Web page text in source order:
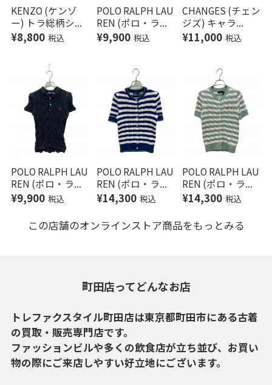
KENZO (ケンゾ
ー) トラ総柄シ...
¥8,800 税込
POLO RALPH LAU
REN (ポロ・ラ...
¥9,900 税込
CHANGES (チェン
ジズ) キャラ...
¥11,000 税込
POLO RALPH LAU
REN (ポロ・ラ...
¥9,900 税込
POLO RALPH LAU
REN (ポロ・ラ...
¥14,300 税込
POLO RALPH LAU
REN (ポロ・ラ...
¥14,300 税込
この店舗のオンラインストア商品をもっとみる
町田店ってどんなお店
トレファクスタイル町田店は東京都町田市にある古着
の買取・販売専門店です。
ファッションビルや多くの飲食店が立ち並び、お買い
物の際にご来店しやすい好立地にございます。